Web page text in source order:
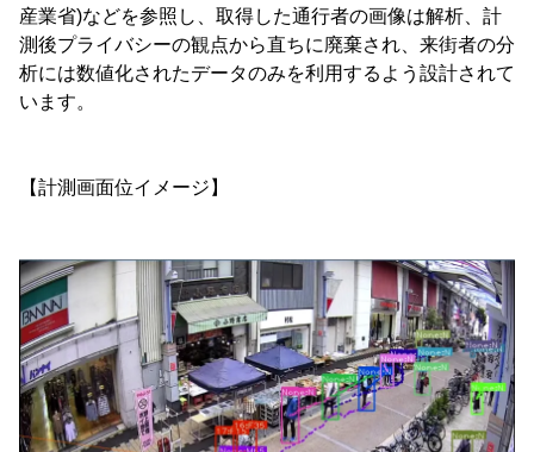
産業省)などを参照し、取得した通行者の画像は解析、計
測後プライバシーの観点から直ちに廃棄され、来街者の分
析には数値化されたデータのみを利用するよう設計されて
います。
【計測画面位イメージ】